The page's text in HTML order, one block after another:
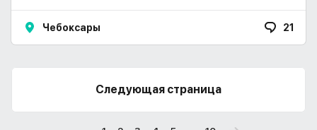
Чебоксары 21
Следующая страница